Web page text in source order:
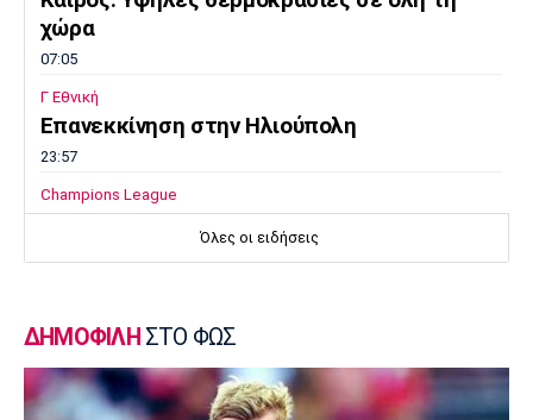
χώρα
07:05
Γ Εθνική
Επανεκκίνηση στην Ηλιούπολη
23:57
Champions League
Μαφέο, Ροντινέι και το… καμπανάκι για τον
Βόλος: Ανακοίνωσε χορηγική συμφωνία
23:32
Όλες οι ειδήσεις
ΔΗΜΟΦΙΛΗΣΤΟ ΦΩΣ